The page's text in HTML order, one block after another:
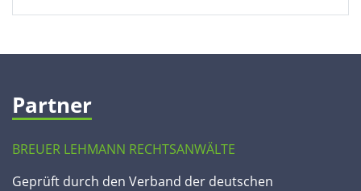
Partner
BREUER LEHMANN RECHTSANWÄLTE
Geprüft durch den Verband der deutschen